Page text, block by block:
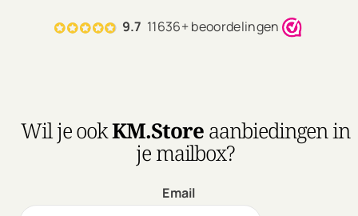
9.7 11636+ beoordelingen
Wil je ookKM.Storeaanbiedingen in
je mailbox?
Email